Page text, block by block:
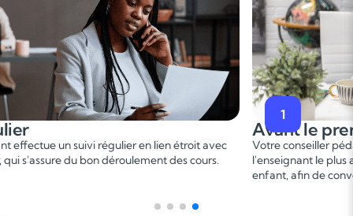
cours
pédagogique vous met en relation avec
adapté en fonction du profil de votre
2
Pendant le
Ce 1er cours permet
points forts et de
sur le programme.